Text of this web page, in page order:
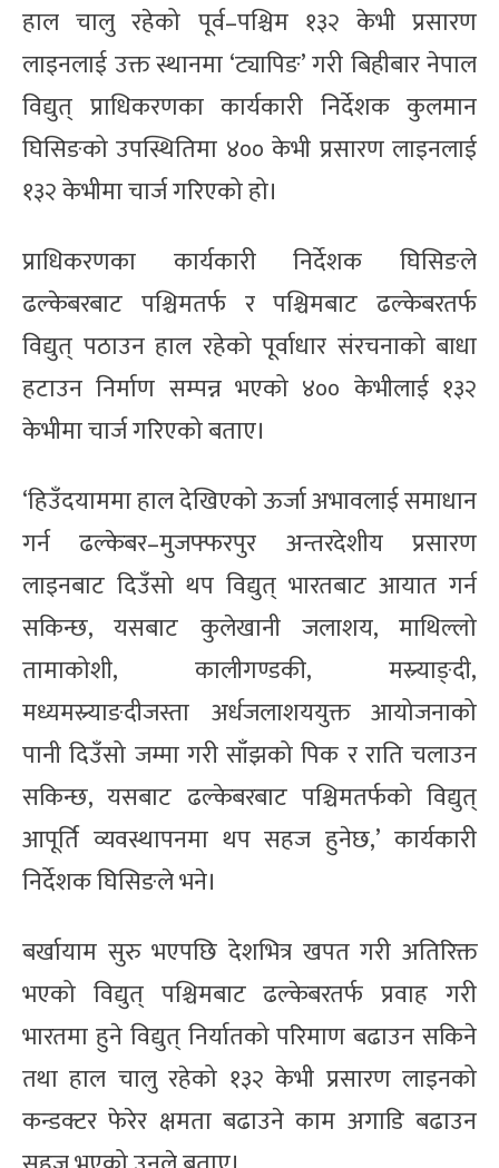
हाल चालु रहेको पूर्व–पश्चिम १३२ केभी प्रसारण
लाइनलाई उक्त स्थानमा ‘ट्यापिङ’ गरी बिहीबार नेपाल
विद्युत् प्राधिकरणका कार्यकारी निर्देशक कुलमान
घिसिङको उपस्थितिमा ४०० केभी प्रसारण लाइनलाई
१३२ केभीमा चार्ज गरिएको हो।
प्राधिकरणका कार्यकारी निर्देशक घिसिङले
ढल्केबरबाट पश्चिमतर्फ र पश्चिमबाट ढल्केबरतर्फ
विद्युत् पठाउन हाल रहेको पूर्वाधार संरचनाको बाधा
हटाउन निर्माण सम्पन्न भएको ४०० केभीलाई १३२
केभीमा चार्ज गरिएको बताए।
‘हिउँदयाममा हाल देखिएको ऊर्जा अभावलाई समाधान
गर्न ढल्केबर–मुजफ्फरपुर अन्तरदेशीय प्रसारण
लाइनबाट दिउँसो थप विद्युत् भारतबाट आयात गर्न
सकिन्छ, यसबाट कुलेखानी जलाशय, माथिल्लो
तामाकोशी, कालीगण्डकी, मस्र्याङ्दी,
मध्यमस्र्याङदीजस्ता अर्धजलाशययुक्त आयोजनाको
पानी दिउँसो जम्मा गरी साँझको पिक र राति चलाउन
सकिन्छ, यसबाट ढल्केबरबाट पश्चिमतर्फको विद्युत्
आपूर्ति व्यवस्थापनमा थप सहज हुनेछ,’ कार्यकारी
निर्देशक घिसिङले भने।
बर्खायाम सुरु भएपछि देशभित्र खपत गरी अतिरिक्त
भएको विद्युत् पश्चिमबाट ढल्केबरतर्फ प्रवाह गरी
भारतमा हुने विद्युत् निर्यातको परिमाण बढाउन सकिने
तथा हाल चालु रहेको १३२ केभी प्रसारण लाइनको
कन्डक्टर फेरेर क्षमता बढाउने काम अगाडि बढाउन